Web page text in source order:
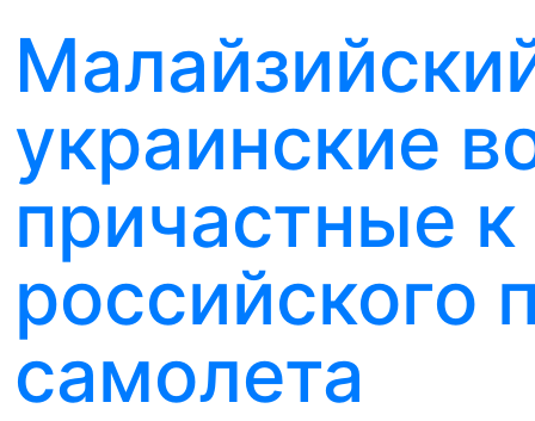
украинские
причастные
российского
самолета